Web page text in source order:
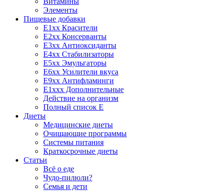
Элементы
Пищевые добавки
E1xx Красители
E2xx Консерванты
E3xx Антиоксиданты
E4xx Стабилизаторы
E5xx Эмульгаторы
E6xx Усилители вкуса
E9xx Антифламинги
E1xxx Дополнительные
Действие на организм
Полный список E
Диеты
Медицинские диеты
Очищающие программы
Системы питания
Краткосрочные диеты
Статьи
Всё о еде
Чудо-пилюли?
Семья и дети